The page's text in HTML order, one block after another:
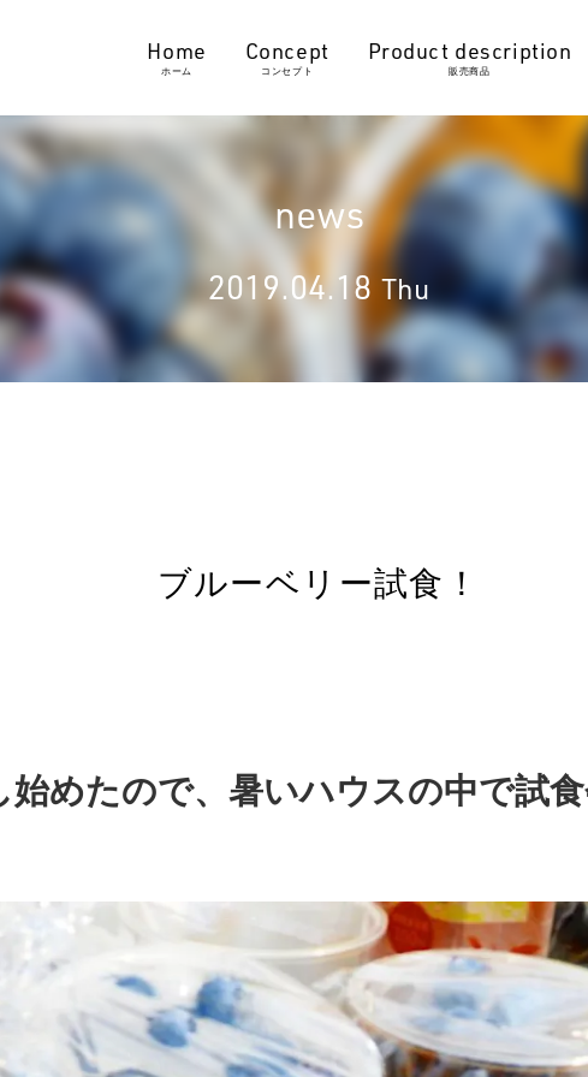
ホーム コンセプト 販売商品
news
2019.04.18 Thu
ブルーベリー試食！
始めたので、暑いハウスの中で試